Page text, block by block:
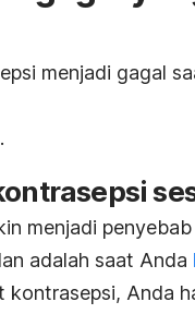
menjadi gagal
menjadi
adalah saat Anda
Anda